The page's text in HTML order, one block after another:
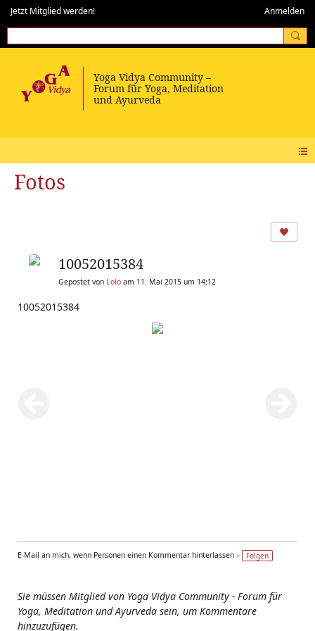
Jetzt Mitglied werden! Anmelden
Fotos
10052015384
Gepostet von Lolo am 11. Mai 2015 um 14:12
10052015384
E-Mail an mich, wenn Personen einen Kommentar hinterlassen – Folgen
Sie müssen Mitglied von Yoga Vidya Community - Forum für
Yoga, Meditation und Ayurveda sein, um Kommentare
hinzuzufügen.